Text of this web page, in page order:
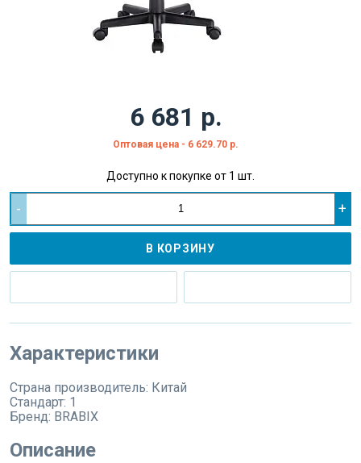
6 681 р.
Оптовая цена - 6 629.70 р.
Доступно к покупке от 1 шт.
- +
В КОРЗИНУ
Характеристики
Страна производитель: Китай
Стандарт: 1
Бренд: BRABIX
Описание